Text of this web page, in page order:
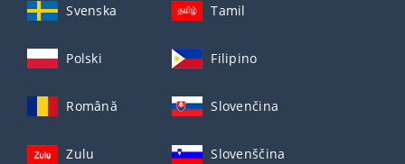
Svenska Tamil
Polski Filipino
Română Slovenčina
Zulu Slovenščina